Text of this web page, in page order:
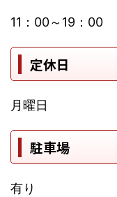
11：00～19：00
定休日
月曜日
駐車場
有り